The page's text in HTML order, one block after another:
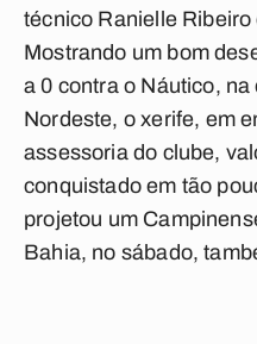
técnico Ranielle
Mostrando um bom
a 0 contra o Náutico,
Nordeste, o xerife, em
assessoria do clube,
conquistado em tão
projetou um
Bahia, no sábado,